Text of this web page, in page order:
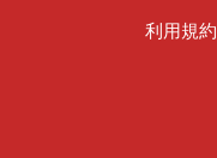
利用規約